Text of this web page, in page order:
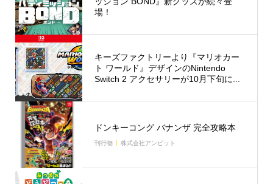
場！
キーズファクトリーより『マリオカー
ト ワールド』デザインのNintendo
Switch 2 アクセサリーが10月下旬に...
ドンキーコング バナンザ 完全攻略本
刊行物 株式会社アンビット